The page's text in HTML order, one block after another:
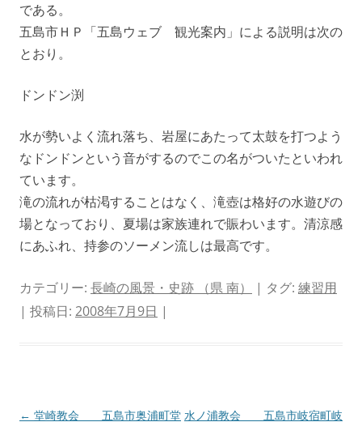
である。
五島市ＨＰ「五島ウェブ 観光案内」による説明は次の
とおり。
ドンドン渕
水が勢いよく流れ落ち、岩屋にあたって太鼓を打つよう
なドンドンという音がするのでこの名がついたといわれ
ています。
滝の流れが枯渇することはなく、滝壺は格好の水遊びの
場となっており、夏場は家族連れで賑わいます。清涼感
にあふれ、持参のソーメン流しは最高です。
カテゴリー: 長崎の風景・史跡 （県 南） | タグ: 練習用
| 投稿日: 2008年7月9日 |
投
← 堂崎教会 五島市奥浦町堂 水ノ浦教会 五島市岐宿町岐